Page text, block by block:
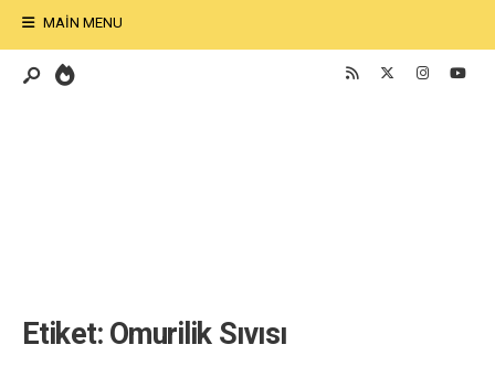
MAIN MENU
Etiket: Omurilik Sıvısı